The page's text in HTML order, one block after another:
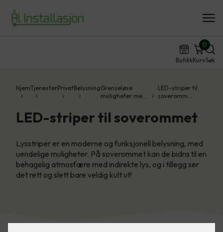
ButikkKurv
0
Søk
HjemTjenesterPrivatBelysningGrenseløse
muligheter me…
LED-striper til
soveromm…
LED-striper til soverommet
Lysstriper er en moderne og funksjonell belysning, med
uendelige muligheter. På soverommet kan de bidra til en
behagelig atmosfære med indirekte lys, og i tillegg ser
det rett og slett bare veldig kult ut!